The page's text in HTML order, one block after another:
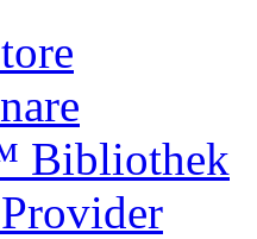
Bibliothek